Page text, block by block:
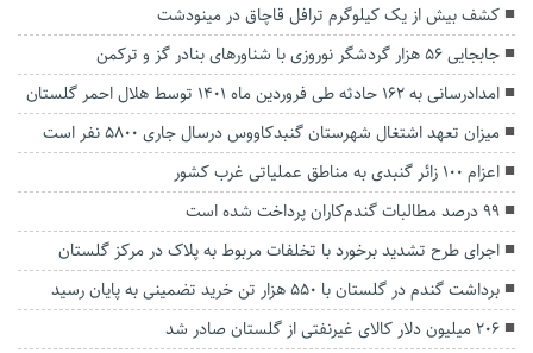
کشف بیش از یک کیلوگرم ترافل قاچاق در مینودشت
جابجایی ۵۶ هزار گردشگر نوروزی با شناور‌های بنادر گز و ترکمن
امدادرسانی به ۱۶۲ حادثه طی فروردین ماه ۱۴۰۱ توسط هلال احمر گلستان
میزان تعهد اشتغال شهرستان گنبدکاووس درسال جاری ۵۸۰۰ نفر است
اعزام ۱۰۰ زائر گنبدی به مناطق عملیاتی غرب کشور
۹۹ درصد مطالبات گندم‌کاران پرداخت شده است
اجرای طرح تشدید برخورد با تخلفات مربوط به پلاک در مرکز گلستان
برداشت گندم در گلستان با ۵۵۰ هزار تن خرید تضمینی به پایان رسید
۲۰۶ میلیون دلار کالای غیرنفتی از گلستان صادر شد